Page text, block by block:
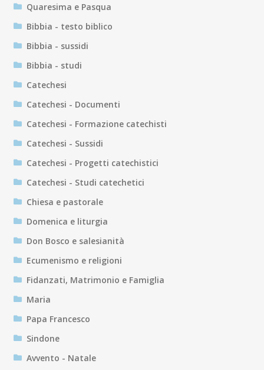
Quaresima e Pasqua
Bibbia - testo biblico
Bibbia - sussidi
Bibbia - studi
Catechesi
Catechesi - Documenti
Catechesi - Formazione catechisti
Catechesi - Sussidi
Catechesi - Progetti catechistici
Catechesi - Studi catechetici
Chiesa e pastorale
Domenica e liturgia
Don Bosco e salesianità
Ecumenismo e religioni
Fidanzati, Matrimonio e Famiglia
Maria
Papa Francesco
Sindone
Avvento - Natale